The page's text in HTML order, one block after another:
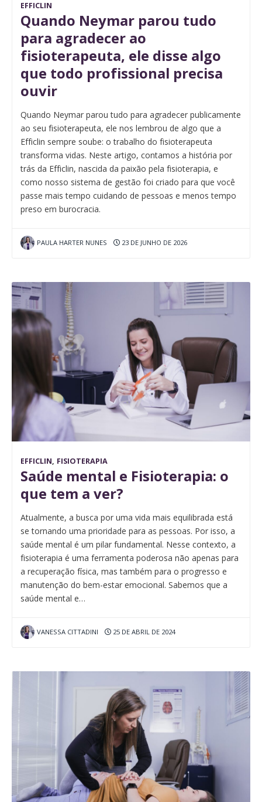
EFFICLIN
Quando Neymar parou tudo
para agradecer ao
fisioterapeuta, ele disse algo
que todo profissional precisa
ouvir
Quando Neymar parou tudo para agradecer publicamente
ao seu fisioterapeuta, ele nos lembrou de algo que a
Efficlin sempre soube: o trabalho do fisioterapeuta
transforma vidas. Neste artigo, contamos a história por
trás da Efficlin, nascida da paixão pela fisioterapia, e
como nosso sistema de gestão foi criado para que você
passe mais tempo cuidando de pessoas e menos tempo
preso em burocracia.
PAULA HARTER NUNES 23 DE JUNHO DE 2026
EFFICLIN, FISIOTERAPIA
Saúde mental e Fisioterapia: o
que tem a ver?
Atualmente, a busca por uma vida mais equilibrada está
se tornando uma prioridade para as pessoas. Por isso, a
saúde mental é um pilar fundamental. Nesse contexto, a
fisioterapia é uma ferramenta poderosa não apenas para
a recuperação física, mas também para o progresso e
manutenção do bem-estar emocional. Sabemos que a
saúde mental e…
VANESSA CITTADINI 25 DE ABRIL DE 2024